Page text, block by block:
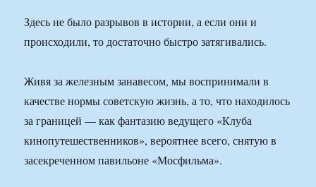
Здесь не было разрывов в истории, а если они и
происходили, то достаточно быстро затягивались.
Живя за железным занавесом, мы воспринимали в
качестве нормы советскую жизнь, а то, что находилось
за границей — как фантазию ведущего «Клуба
кинопутешественников», вероятнее всего, снятую в
засекреченном павильоне «Мосфильма».